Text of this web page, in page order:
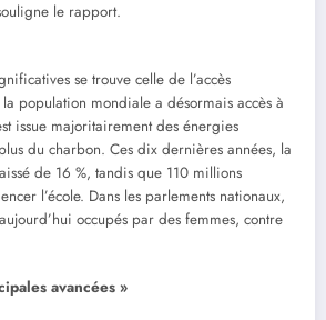
le rapport.
se trouve celle de l’accès
population mondiale a désormais accès à
issue majoritairement des énergies
du charbon. Ces dix dernières années, la
de 16 %, tandis que 110 millions
l’école. Dans les parlements nationaux,
occupés par des femmes, contre
avancées »